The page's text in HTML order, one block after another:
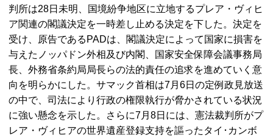
判所は28日未明、国境紛争地区に立地するプレア・ヴィヒ
ア関連の閣議決定を一時差し止める決定を下した。決定を
受け、原告であるPADは、閣議決定によって国家に損害を
与えたノッパドン外相及び内閣、国家安全保障会議事務局
長、外務省条約局局長らの法的責任の追求を進めていく意
向を明らかにした。サマック首相は7月6日の定例政見放送
の中で、司法により行政の権限執行が脅かされている状況
に強い懸念を示した。さらに7月8日には、憲法裁判所がプ
レア・ヴィヒアの世界遺産登録支持を謳ったタイ･カンボ